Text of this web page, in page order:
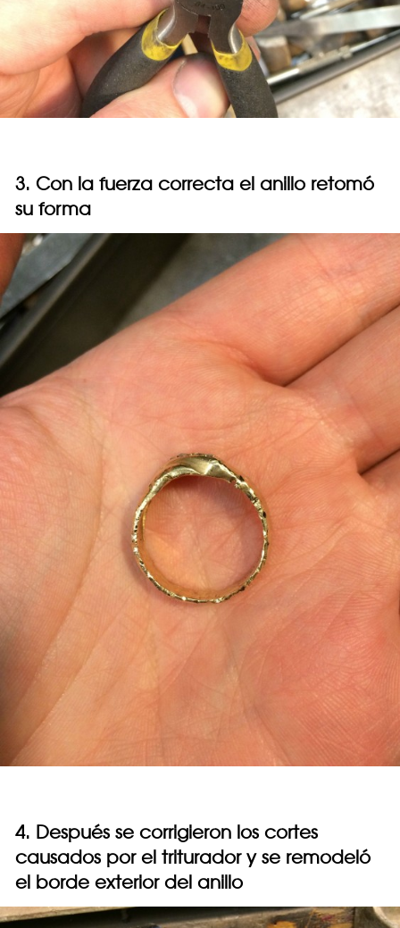
3. Con la fuerza correcta el anillo retomó
su forma
4. Después se corrigieron los cortes
causados por el triturador y se remodeló
el borde exterior del anillo